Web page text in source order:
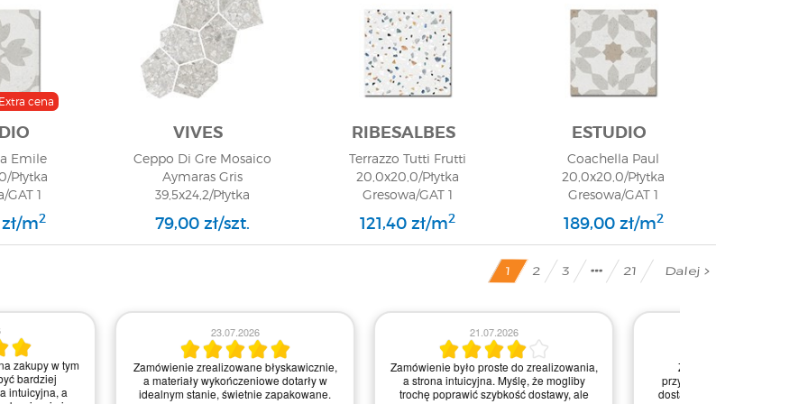
Extra cena
Emile
Płytka
GAT 1
m2
VIVES
Ceppo Di Gre Mosaico
Aymaras Gris
39,5x24,2/Płytka
Gresowa/GAT 1
79,00 zł/szt.
RIBESALBES
Terrazzo Tutti Frutti
20,0x20,0/Płytka
Gresowa/GAT 1
121,40 zł/m2
ESTUDIO
Coachella Paul
20,0x20,0/Płytka
Gresowa/GAT 1
189,00 zł/m2
1 2 3 21 Dalej
błyskawicznie,
dotarły w
świetnie zapakowane.
Zamówienie było proste do zrealizowania,
a strona intuicyjna. Myślę, że mogliby
trochę poprawić szybkość dostawy, ale
Zakupy w tym sklepie to czysta
przyjemność! Strona jest intuicyjna, a
dostawa błyskawiczna. Każdy element